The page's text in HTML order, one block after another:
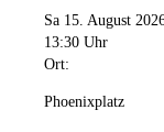
Sa 15. August
13:30 Uhr
Ort:
Phoenixplatz